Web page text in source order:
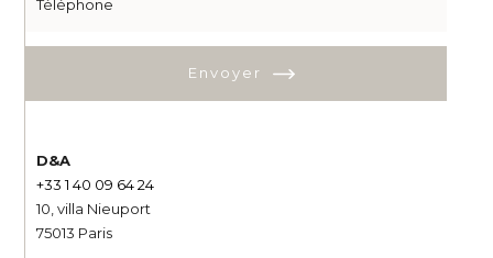
Envoyer
D&A
+33 1 40 09 64 24
10, villa Nieuport
75013 Paris